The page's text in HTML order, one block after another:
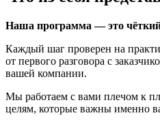
Наша программа — это
Каждый шаг проверен на
от первого разговора с
вашей компании.
Мы работаем с вами плечом к
целям, которые важны именно